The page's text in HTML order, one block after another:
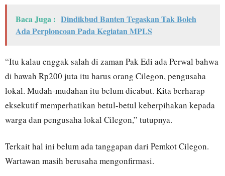
Baca Juga : Dindikbud Banten Tegaskan Tak Boleh
Ada Perploncoan Pada Kegiatan MPLS
“Itu kalau enggak salah di zaman Pak Edi ada Perwal bahwa
di bawah Rp200 juta itu harus orang Cilegon, pengusaha
lokal. Mudah-mudahan itu belum dicabut. Kita berharap
eksekutif memperhatikan betul-betul keberpihakan kepada
warga dan pengusaha lokal Cilegon,” tutupnya.
Terkait hal ini belum ada tanggapan dari Pemkot Cilegon.
Wartawan masih berusaha mengonfirmasi.